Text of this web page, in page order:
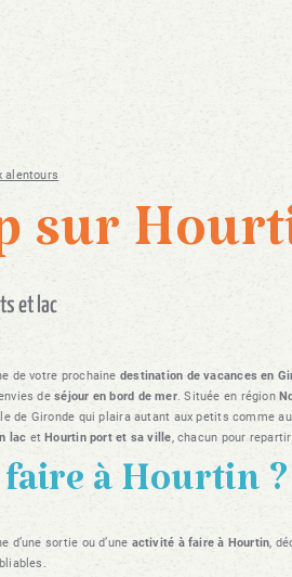
alentours
sur
et lac
de votre prochaine destination de vacances en
deséjour en bord de mer. Située en région
de Gironde qui plaira autant aux petits comme
lac etHourtin port et sa ville, chacun pour
faire à Hourtin ?
d’une sortie ou d’une activité à faire à Hourtin,